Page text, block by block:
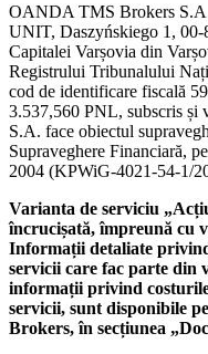
OANDA TMS Brokers
UNIT, Daszyńskiego 1, 00-
Capitalei Varșovia din
Registrului Tribunalului
cod de identificare fiscală
3.537,560 PNL, subscris
S.A. face obiectul
Supraveghere Financiară,
2004 (KPWiG-4021-54-1/
Varianta de serviciu
încrucișată, împreună cu
Informații detaliate
servicii care fac parte din
informații privind costurile
servicii, sunt disponibile
Brokers, în secțiunea